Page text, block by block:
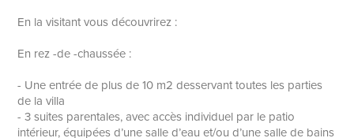
En la visitant vous découvrirez :
En rez -de -chaussée :
- Une entrée de plus de 10 m2 desservant toutes les parties
de la villa
- 3 suites parentales, avec accès individuel par le patio
intérieur, équipées d’une salle d’eau et/ou d’une salle de bains